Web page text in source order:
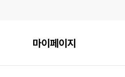
마이페이지